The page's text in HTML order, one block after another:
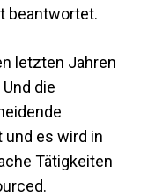
beantwortet.
letzten Jahren
die
es wird in
Tätigkeiten